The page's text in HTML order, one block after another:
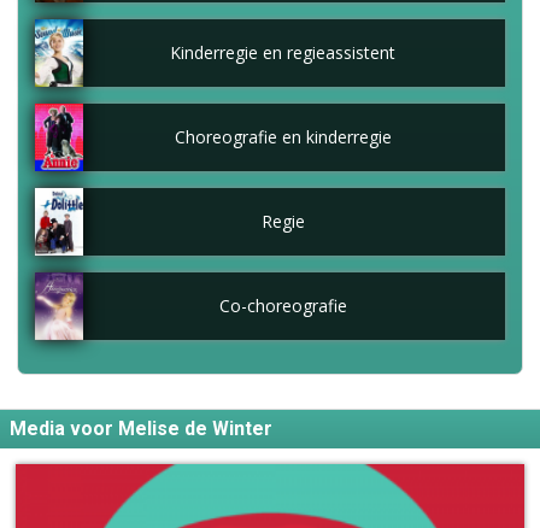
Kinderregie en regieassistent
Choreografie en kinderregie
Regie
Co-choreografie
Media voor Melise de Winter